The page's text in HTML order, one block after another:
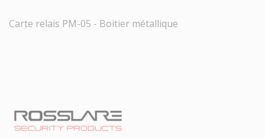
Carte relais PM-05 - Boitier métallique